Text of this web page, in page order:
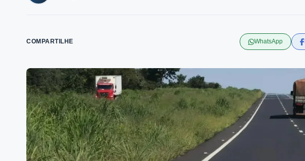
COMPARTILHE WhatsApp